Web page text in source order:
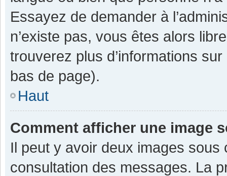
Essayez de demander à
n’existe pas, vous êtes alors
trouverez plus d’informations
bas de page).
Haut
Comment afficher une image
Il peut y avoir deux images sous
consultation des messages. La